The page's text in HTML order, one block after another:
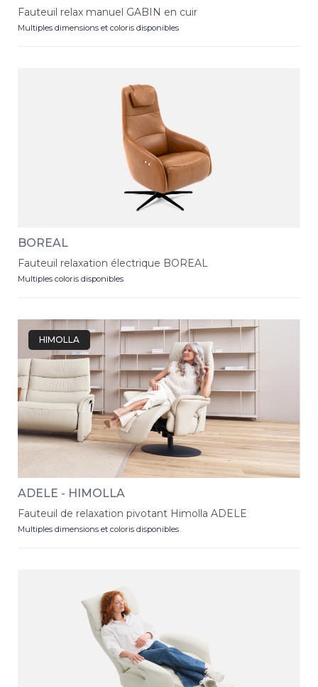
Fauteuil relax manuel GABIN en cuir
Multiples dimensions et coloris disponibles
BOREAL
Fauteuil relaxation électrique BOREAL
Multiples coloris disponibles
HIMOLLA
ADELE - HIMOLLA
Fauteuil de relaxation pivotant Himolla ADELE
Multiples dimensions et coloris disponibles